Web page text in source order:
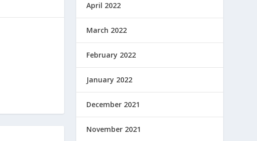
April 2022
March 2022
February 2022
January 2022
December 2021
November 2021